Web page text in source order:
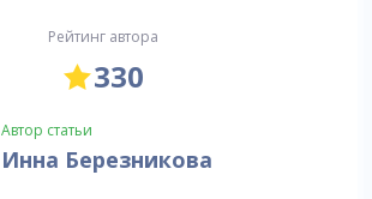
Рейтинг автора
330
Автор статьи
Инна Березникова